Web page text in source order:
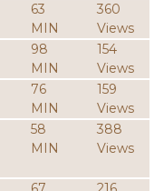
63
MIN
360
Views
98
MIN
154
Views
76
MIN
159
Views
58
MIN
388
Views